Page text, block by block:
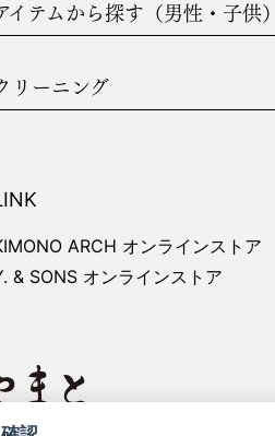
的にその情報提供者に対価を支払う
ーその他の権利を侵害する行為、ま
他法令に違反する行為、またはその
使用する行為。
供に関する業務と個人認証以外の目
前項の利用目的の範囲で個人情報
イテムから探す（男性・子供）
リーニング
ARCH オンラインストア
& SONS オンラインストア